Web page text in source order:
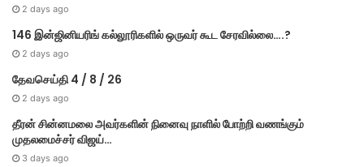
2 days ago
146 இன்ஜினியரிங் கல்லூரிகளில் ஒருவர் கூட சேரவில்லை….?
2 days ago
தேவசெய்தி 4 / 8 / 26
2 days ago
தீரன் சின்னமலை அவர்களின் நினைவு நாளில் போற்றி வணங்கும்
முதலமைச்சர் விஜய்…
3 days ago